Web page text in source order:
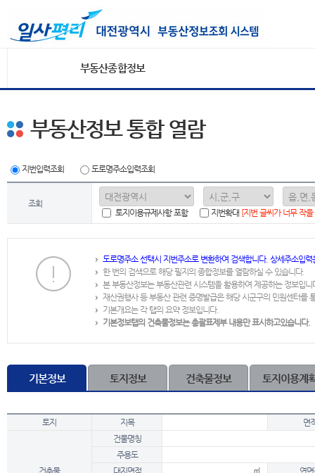
부동산종합정보
부동산정보 통합 열람
지번입력조회 도로명주소입력조회
조회
토지이용규제사항 포함
지번확대 [지번 글씨가 너무 작
도로명주소 선택시 지번주소로 변환하여 검색합니다. 상세주소입
한 번의 검색으로 해당 필지의 종합정보를 열람하실 수 있습니다.
본 부동산정보는 부동산관련 시스템을 활용하여 제공하는 정보입니
재산권행사 등 부동산 관련 증명발급은 해당 시군구의 민원센터를
기본개요는 각 탭의 요약 정보입니다.
기본정보탭의 건축물정보는 총괄표제부 내용만 표시하고있습니다.
기본정보 토지정보 건축물정보 토지이용계
토지 지목 면
건축물
건물명칭
주용도
대지면적
㎡
연